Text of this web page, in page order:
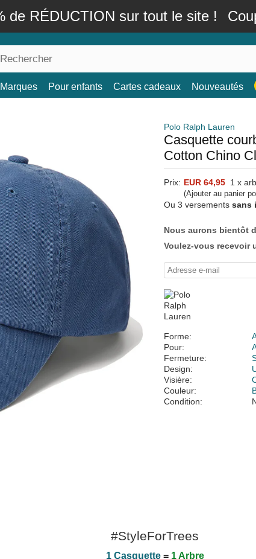
de RÉDUCTION sur tout le site !
Marques Pour enfants Cartes cadeaux Nouveautés
Polo Ralph Lauren
Casquette
Cotton Chino
Prix: EUR 64,95 1 x
(Ajouter au panier
Ou 3 versements sans
Nous aurons bientôt
Voulez-vous recevoir
Forme:
Pour:
Fermeture:
Design:
Visière:
Couleur:
Condition:
#StyleForTrees
1 Casquette= 1 Arbre